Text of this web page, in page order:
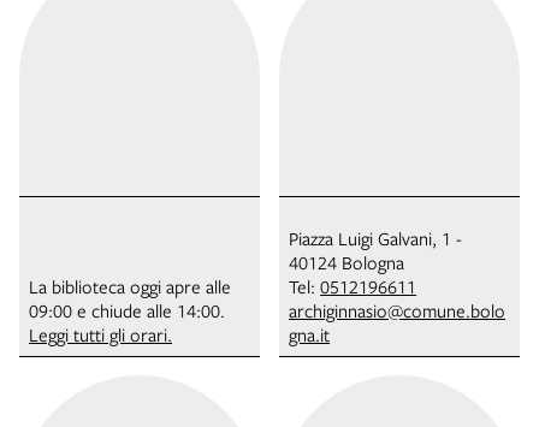
La biblioteca oggi apre alle
09:00 e chiude alle 14:00.
Leggi tutti gli orari.
Piazza Luigi Galvani, 1 -
40124 Bologna
Tel: 0512196611
archiginnasio@comune.bolo
gna.it